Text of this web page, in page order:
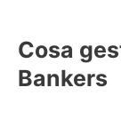
Cosa
Bankers